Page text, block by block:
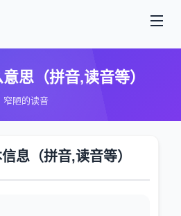
思（拼音,读音等）
窄陋的读音
息（拼音,读音等）